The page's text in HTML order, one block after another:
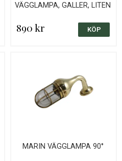
VÄGGLAMPA, GALLER, LITEN
890 kr
MARIN VÄGGLAMPA 90°